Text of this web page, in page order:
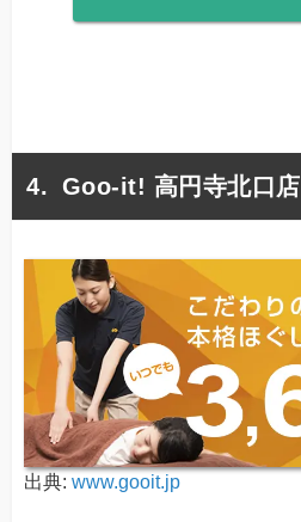
Goo-it! 高円寺北口店
出典: www.gooit.jp